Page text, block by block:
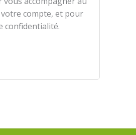
votre compte, et pour
confidentialité.